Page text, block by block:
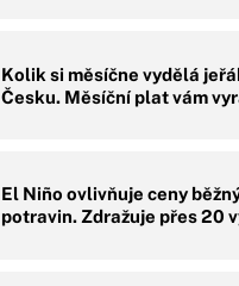
Kolik si měsíčne vydělá
Česku. Měsíční plat vám
El Niño ovlivňuje ceny
potravin. Zdražuje přes 20